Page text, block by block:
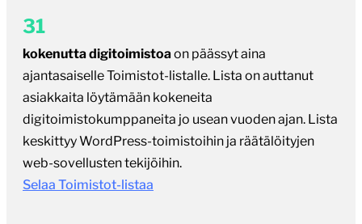
31
kokenutta digitoimistoaon päässyt aina
ajantasaiselle Toimistot-listalle. Lista on auttanut
asiakkaita löytämään kokeneita
digitoimistokumppaneita jo usean vuoden ajan. Lista
keskittyy WordPress-toimistoihin ja räätälöityjen
web-sovellusten tekijöihin.
Selaa Toimistot-listaa